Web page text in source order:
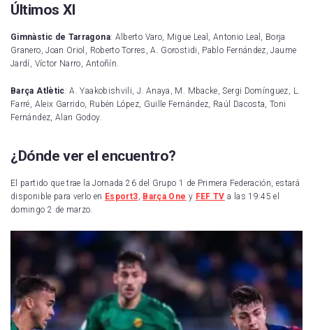
Últimos XI
Gimnàstic de Tarragona: Alberto Varo, Migue Leal, Antonio Leal, Borja
Granero, Joan Oriol, Roberto Torres, A. Gorostidi, Pablo Fernández, Jaume
Jardí, Víctor Narro, Antoñín.
Barça Atlètic: A. Yaakobishvili, J. Anaya, M. Mbacke, Sergi Domínguez, L.
Farré, Aleix Garrido, Rubén López, Guille Fernández, Raúl Dacosta, Toni
Fernández, Alan Godoy.
¿Dónde ver el encuentro?
El partido que trae la Jornada 26 del Grupo 1 de Primera Federación, estará
disponible para verlo en Esport3, Barça One y FEF TV a las 19:45 el
domingo 2 de marzo.